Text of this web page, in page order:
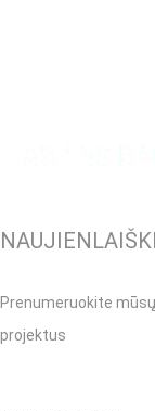
Prenumeruokite
projektus